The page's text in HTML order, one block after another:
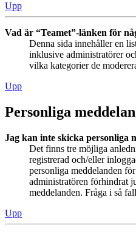
Upp
Vad är “Teamet”-länken för
Denna sida innehåller en
inklusive administratörer
vilka kategorier de
Upp
Personliga
Jag kan inte skicka personliga
Det finns tre möjliga
registrerad och/eller
personliga meddelanden
administratören förhindrat
meddelanden. Fråga i så
Upp